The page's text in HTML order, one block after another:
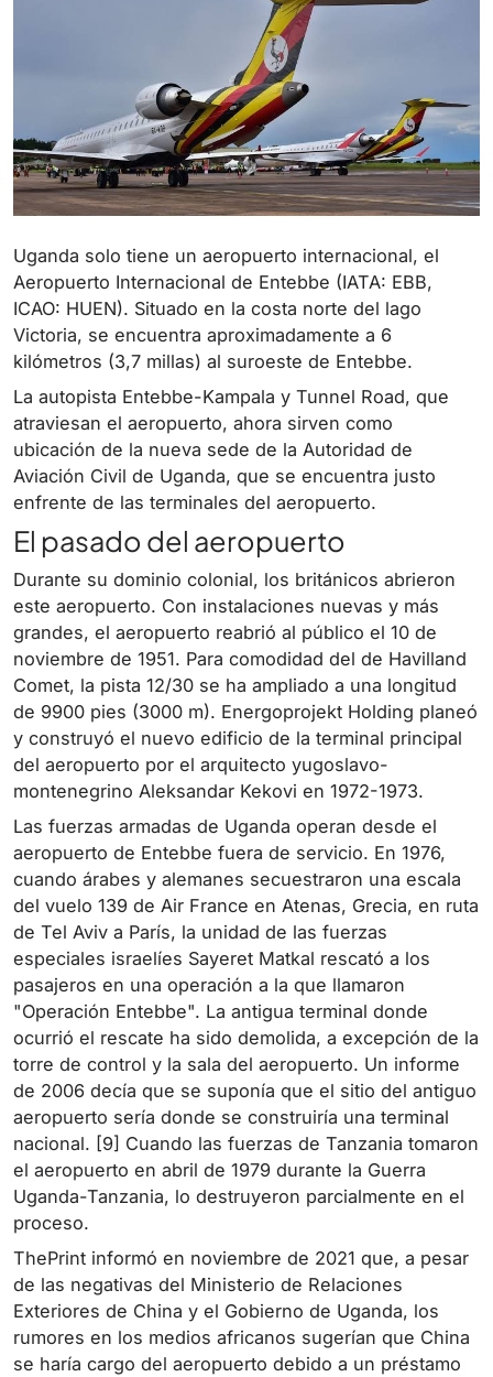
Uganda solo tiene un aeropuerto internacional, el
Aeropuerto Internacional de Entebbe (IATA: EBB,
ICAO: HUEN). Situado en la costa norte del lago
Victoria, se encuentra aproximadamente a 6
kilómetros (3,7 millas) al suroeste de Entebbe.
La autopista Entebbe-Kampala y Tunnel Road, que
atraviesan el aeropuerto, ahora sirven como
ubicación de la nueva sede de la Autoridad de
Aviación Civil de Uganda, que se encuentra justo
enfrente de las terminales del aeropuerto.
El pasado del aeropuerto
Durante su dominio colonial, los británicos abrieron
este aeropuerto. Con instalaciones nuevas y más
grandes, el aeropuerto reabrió al público el 10 de
noviembre de 1951. Para comodidad del de Havilland
Comet, la pista 12/30 se ha ampliado a una longitud
de 9900 pies (3000 m). Energoprojekt Holding planeó
y construyó el nuevo edificio de la terminal principal
del aeropuerto por el arquitecto yugoslavo-
montenegrino Aleksandar Kekovi en 1972-1973.
Las fuerzas armadas de Uganda operan desde el
aeropuerto de Entebbe fuera de servicio. En 1976,
cuando árabes y alemanes secuestraron una escala
del vuelo 139 de Air France en Atenas, Grecia, en ruta
de Tel Aviv a París, la unidad de las fuerzas
especiales israelíes Sayeret Matkal rescató a los
pasajeros en una operación a la que llamaron
"Operación Entebbe". La antigua terminal donde
ocurrió el rescate ha sido demolida, a excepción de la
torre de control y la sala del aeropuerto. Un informe
de 2006 decía que se suponía que el sitio del antiguo
aeropuerto sería donde se construiría una terminal
nacional. [9] Cuando las fuerzas de Tanzania tomaron
el aeropuerto en abril de 1979 durante la Guerra
Uganda-Tanzania, lo destruyeron parcialmente en el
proceso.
ThePrint informó en noviembre de 2021 que, a pesar
de las negativas del Ministerio de Relaciones
Exteriores de China y el Gobierno de Uganda, los
rumores en los medios africanos sugerían que China
se haría cargo del aeropuerto debido a un préstamo